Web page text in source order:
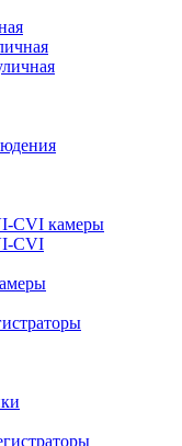
CVI камеры
CVI